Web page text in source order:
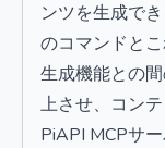
ンツを生成で
のコマンドと
生成機能との
上させ、コン
PiAPI MCPサ